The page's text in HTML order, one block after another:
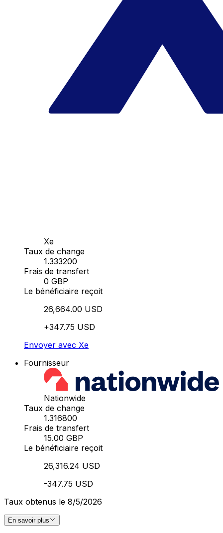
Xe
Taux de change
1.333200
Frais de transfert
0 GBP
Le bénéficiaire reçoit
26,664.00 USD
+347.75 USD
Envoyer avec Xe
Fournisseur
Nationwide
Taux de change
1.316800
Frais de transfert
15.00 GBP
Le bénéficiaire reçoit
26,316.24 USD
-347.75 USD
Taux obtenus le 8/5/2026
En savoir plus